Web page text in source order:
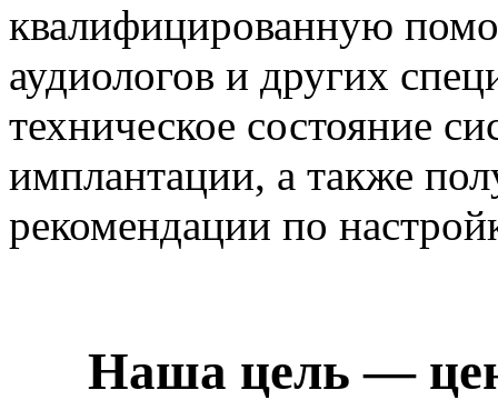
квалифицированную
аудиологов и других
техническое состояние
имплантации, а также
рекомендации по
Наша цель —